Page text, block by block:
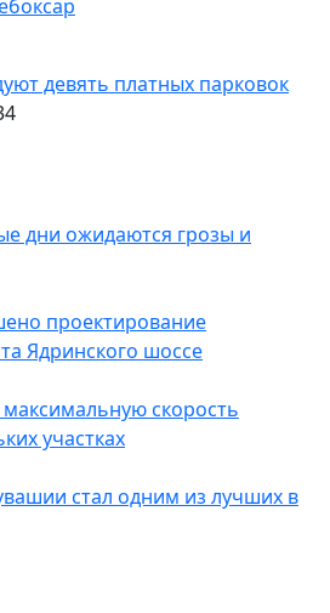
девять платных парковок
дни ожидаются грозы и
проектирование
Ядринского шоссе
скорость
участках
стал одним из лучших в